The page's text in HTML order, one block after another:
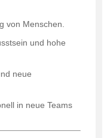
von Menschen.
und hohe
neue
in neue Teams